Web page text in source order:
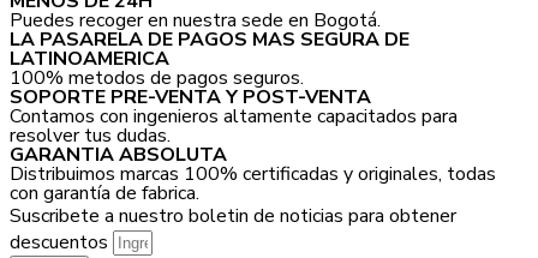
Puedes recoger en nuestra sede en Bogotá.
LA PASARELA DE PAGOS MAS SEGURA DE
LATINOAMERICA
100% metodos de pagos seguros.
SOPORTE PRE-VENTA Y POST-VENTA
Contamos con ingenieros altamente capacitados para
resolver tus dudas.
GARANTIA ABSOLUTA
Distribuimos marcas 100% certificadas y originales, todas
con garantía de fabrica.
Suscribete a nuestro boletin de noticias para obtener
descuentos